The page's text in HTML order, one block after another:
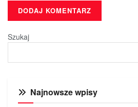
Szukaj
Najnowsze wpisy